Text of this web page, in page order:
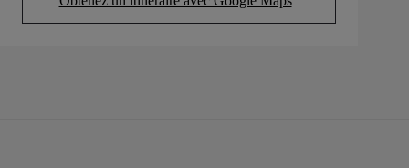
(Opens in new tab)